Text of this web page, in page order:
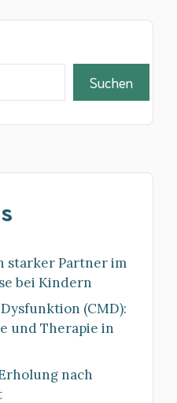
Suchen
starker Partner im
bei Kindern
(CMD):
und Therapie in
nach